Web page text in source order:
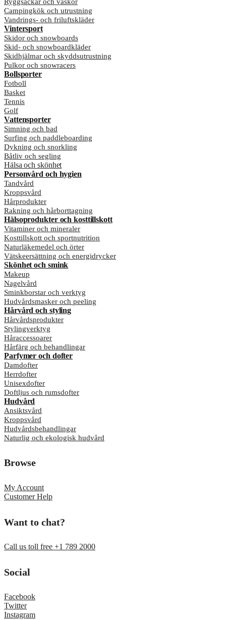
Campingkök och utrustning
Vandrings- och friluftskläder
Vintersport
Skidor och snowboards
Skid- och snowboardkläder
Skidhjälmar och skyddsutrustning
Pulkor och snowracers
Bollsporter
Fotboll
Basket
Tennis
Golf
Vattensporter
Simning och bad
Surfing och paddleboarding
Dykning och snorkling
Båtliv och segling
Hälsa och skönhet
Personvård och hygien
Tandvård
Kroppsvård
Hårprodukter
Rakning och hårborttagning
Hälsoprodukter och kosttillskott
Vitaminer och mineraler
Kosttillskott och sportnutrition
Naturläkemedel och örter
Vätskeersättning och energidrycker
Skönhet och smink
Makeup
Nagelvård
Sminkborstar och verktyg
Hudvårdsmasker och peeling
Hårvård och styling
Hårvårdsprodukter
Stylingverktyg
Håraccessoarer
Hårfärg och behandlingar
Parfymer och dofter
Damdofter
Herrdofter
Unisexdofter
Doftljus och rumsdofter
Hudvård
Ansiktsvård
Kroppsvård
Hudvårdsbehandlingar
Naturlig och ekologisk hudvård
Browse
My Account
Customer Help
Want to chat?
Call us toll free +1 789 2000
Social
Facebook
Twitter
Instagram